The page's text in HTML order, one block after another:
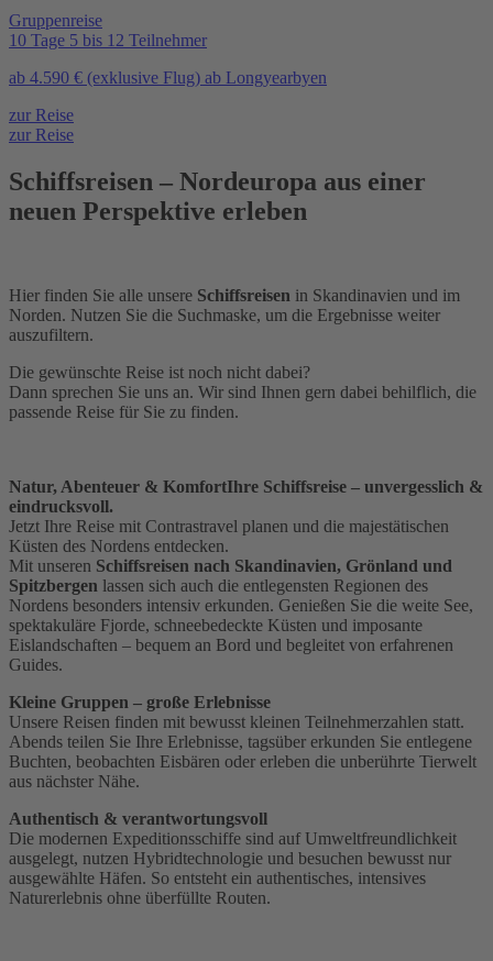
Gruppenreise
10 Tage 5 bis 12 Teilnehmer
ab 4.590 € (exklusive Flug) ab Longyearbyen
zur Reise
zur Reise
Schiffsreisen – Nordeuropa aus einer
neuen Perspektive erleben
Hier finden Sie alle unsere Schiffsreisen in Skandinavien und im
Norden. Nutzen Sie die Suchmaske, um die Ergebnisse weiter
auszufiltern.
Die gewünschte Reise ist noch nicht dabei?
Dann sprechen Sie uns an. Wir sind Ihnen gern dabei behilflich, die
passende Reise für Sie zu finden.
Natur, Abenteuer & KomfortIhre Schiffsreise – unvergesslich &
eindrucksvoll.
Jetzt Ihre Reise mit Contrastravel planen und die majestätischen
Küsten des Nordens entdecken.
Mit unseren Schiffsreisen nach Skandinavien, Grönland und
Spitzbergen lassen sich auch die entlegensten Regionen des
Nordens besonders intensiv erkunden. Genießen Sie die weite See,
spektakuläre Fjorde, schneebedeckte Küsten und imposante
Eislandschaften – bequem an Bord und begleitet von erfahrenen
Guides.
Kleine Gruppen – große Erlebnisse
Unsere Reisen finden mit bewusst kleinen Teilnehmerzahlen statt.
Abends teilen Sie Ihre Erlebnisse, tagsüber erkunden Sie entlegene
Buchten, beobachten Eisbären oder erleben die unberührte Tierwelt
aus nächster Nähe.
Authentisch & verantwortungsvoll
Die modernen Expeditionsschiffe sind auf Umweltfreundlichkeit
ausgelegt, nutzen Hybridtechnologie und besuchen bewusst nur
ausgewählte Häfen. So entsteht ein authentisches, intensives
Naturerlebnis ohne überfüllte Routen.